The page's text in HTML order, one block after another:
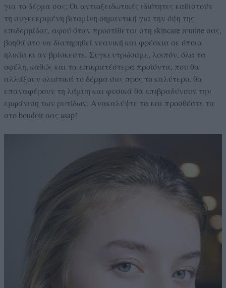
για το δέρμα σας; Οι αντιοξειδωτικές ιδιότητες καθιστούν
τη συγκεκριμένη βιταμίνη σημαντική για την όψη της
επιδερμίδας, αφού όταν προστίθεται στη skincare routine σας,
βοηθά στο να διατηρηθεί νεανική και φρέσκια σε όποια
ηλικία κι αν βρίσκεστε. Συγκεντρώσαμε, λοιπόν, όλα τα
οφέλη, καθώς και τα επικρατέστερα προϊόντα, που θα
αλλάξουν ολιστικά το δέρμα σας προς το καλύτερο, θα
επαναφέρουν τη λάμψη και φυσικά θα επιβραδύνουν την
εμφάνιση των ρυτίδων. Ανακαλύψτε τα και προσθέστε τα
στο boudoir σας asap!